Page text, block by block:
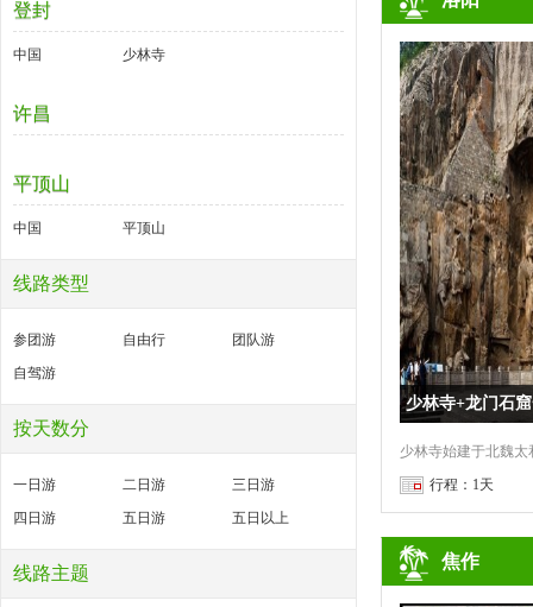
登封
中国 少林寺
许昌
平顶山
中国 平顶山
线路类型
参团游 自由行
团队游
自驾游
按天数分
一日游 二日游
三日游
四日游
五日游 五日以上
线路主题
少林寺+龙门石
行程：1天
焦作